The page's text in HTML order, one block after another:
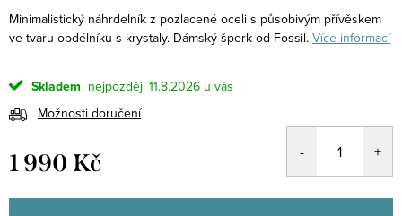
Minimalistický náhrdelník z pozlacené oceli s působivým přívěskem
ve tvaru obdélníku s krystaly. Dámský šperk od Fossil. Více informací
Skladem
11.8.2026
Možnosti doručení
1 990 Kč
cena: